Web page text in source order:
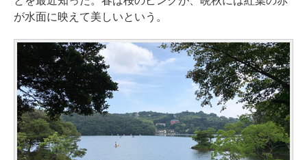
が水面に映えて美しいという。